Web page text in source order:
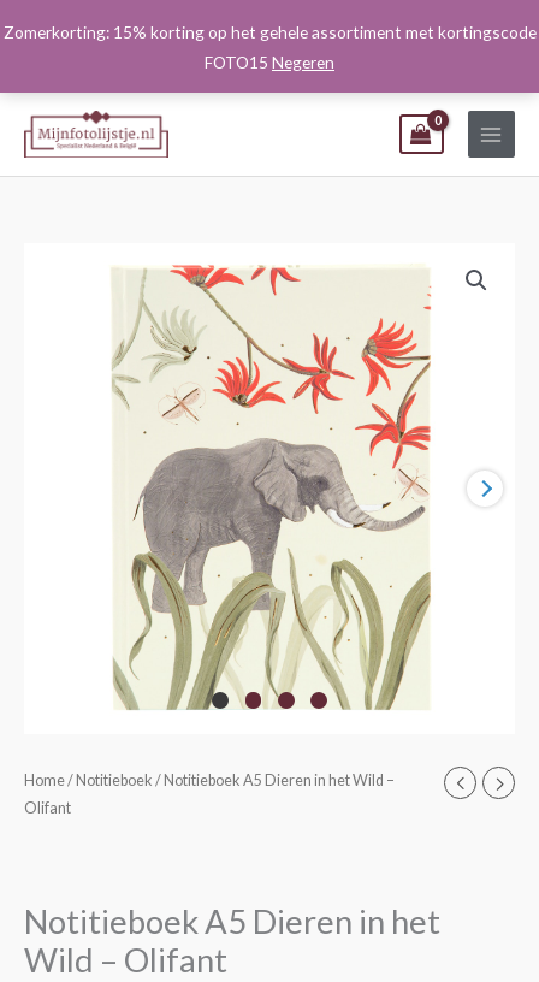
Zomerkorting: 15% korting op het gehele assortiment met kortingscode
FOTO15 Negeren
naar
Home/ Notitieboek / Notitieboek A5 Dieren in het Wild –
Olifant
Notitieboek A5 Dieren in het
Wild – Olifant
Notitieboek
A5
Wild
-